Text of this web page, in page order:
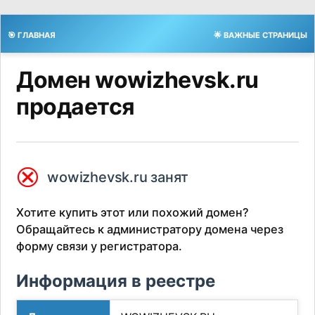
🎯 ГЛАВНАЯ 🌟 ВАЖНЫЕ СТРАНИЦЫ
Домен wowizhevsk.ru
продается
⮿ wowizhevsk.ru занят
Хотите купить этот или похожий домен?
Обращайтесь к администратору домена через
форму связи у регистратора.
Информация в реестре